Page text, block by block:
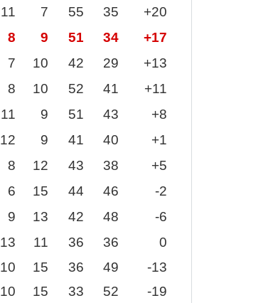
11 7 55 35
+20
8 9 51 34
+17
7 10 42 29
+13
8 10 52 41
+11
11 9 51 43
+8
12 9 41 40
+1
8 12 43 38
+5
6 15 44 46
-2
9 13 42 48
-6
13 11 36 36
0
10 15 36 49
-13
10 15 33 52 -19